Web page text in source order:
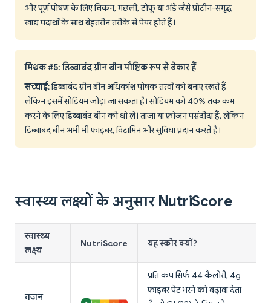
और पूर्ण पोषण के लिए चिकन, मछली, टोफू या अंडे जैसे प्रोटीन-समृद्ध
खाद्य पदार्थों के साथ बेहतरीन तरीके से पेयर होते हैं।
मिथक #5: डिब्बाबंद ग्रीन बीन पौष्टिक रूप से बेकार हैं
सच्चाई: डिब्बाबंद ग्रीन बीन अधिकांश पोषक तत्वों को बनाए रखते हैं
लेकिन इसमें सोडियम जोड़ा जा सकता है। सोडियम को 40% तक कम
करने के लिए डिब्बाबंद बीन को धो लें। ताजा या फ्रोजन पसंदीदा हैं, लेकिन
डिब्बाबंद बीन अभी भी फाइबर, विटामिन और सुविधा प्रदान करते हैं।
स्वास्थ्य लक्ष्यों के अनुसार NutriScore
स्वास्थ्य
लक्ष्य
NutriScore यह स्कोर क्यों?
वजन
प्रति कप सिर्फ 44 कैलोरी, 4g
फाइबर पेट भरने को बढ़ावा देता